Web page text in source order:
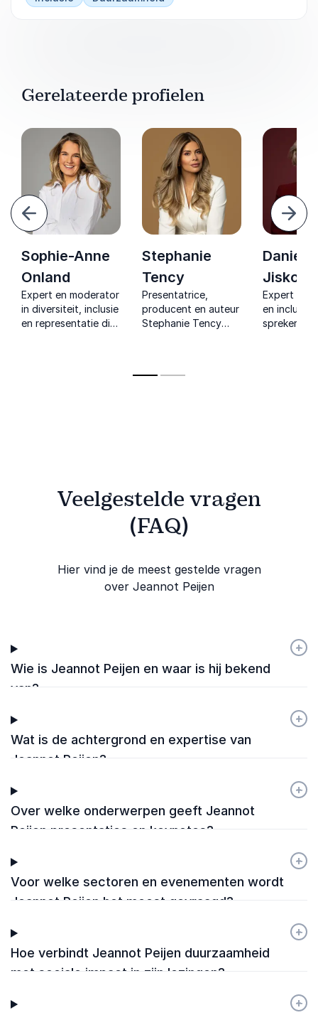
Gerelateerde profielen
Sophie-Anne
Onland
Expert en moderator
in diversiteit, inclusie
en representatie die
Stephanie
Tency
Presentatrice,
producent en auteur
Stephanie Tency
gezondheid en de
Danielle
Jiskoot
Expert in
en inclusie,
spreker en
Veelgestelde vragen
(FAQ)
Hier vind je de meest gestelde vragen
over Jeannot Peijen
Wie is Jeannot Peijen en waar is hij bekend
van?
+
-
Wat is de achtergrond en expertise van
Jeannot Peijen?
+
-
Over welke onderwerpen geeft Jeannot
Peijen presentaties en keynotes?
+
-
Voor welke sectoren en evenementen wordt
Jeannot Peijen het meest gevraagd?
+
-
Hoe verbindt Jeannot Peijen duurzaamheid
met sociale impact in zijn lezingen?
+
-
+
-